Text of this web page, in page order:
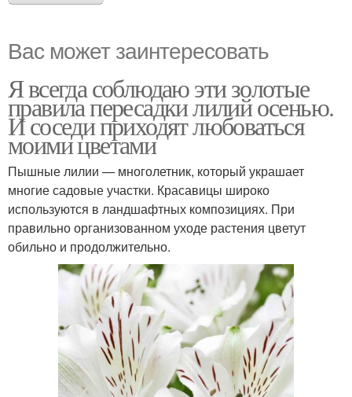
Вас может заинтересовать
Я всегда соблюдаю эти золотые
правила пересадки лилий осенью.
И соседи приходят любоваться
моими цветами
Пышные лилии — многолетник, который украшает
многие садовые участки. Красавицы широко
используются в ландшафтных композициях. При
правильно организованном уходе растения цветут
обильно и продолжительно.